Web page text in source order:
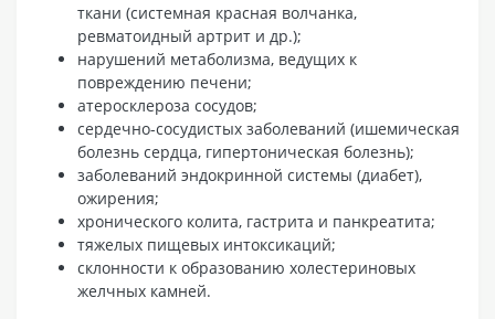
ткани (системная красная волчанка,
ревматоидный артрит и др.);
нарушений метаболизма, ведущих к
повреждению печени;
атеросклероза сосудов;
сердечно-сосудистых заболеваний (ишемическая
болезнь сердца, гипертоническая болезнь);
заболеваний эндокринной системы (диабет),
ожирения;
хронического колита, гастрита и панкреатита;
тяжелых пищевых интоксикаций;
склонности к образованию холестериновых
желчных камней.